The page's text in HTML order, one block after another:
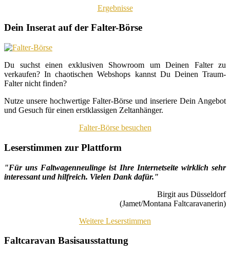
Ergebnisse
Dein Inserat auf der Falter-Börse
Du suchst einen exklusiven Showroom um Deinen Falter zu
verkaufen? In chaotischen Webshops kannst Du Deinen Traum-
Falter nicht finden?
Nutze unsere hochwertige Falter-Börse und inseriere Dein Angebot
und Gesuch für einen erstklassigen Zeltanhänger.
Falter-Börse besuchen
Leserstimmen zur Plattform
"Für uns Faltwagenneulinge ist Ihre Internetseite wirklich sehr
interessant und hilfreich. Vielen Dank dafür."
Birgit aus Düsseldorf
(Jamet/Montana Faltcaravanerin)
Weitere Leserstimmen
Faltcaravan Basisausstattung